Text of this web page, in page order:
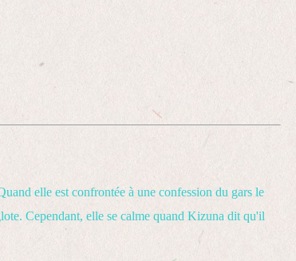
elle est confrontée à une confession du gars le
Cependant, elle se calme quand Kizuna dit qu'il